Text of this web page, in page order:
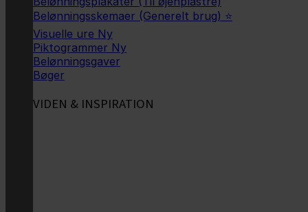
Belønningsskemaer (Generelt brug) ⭐
Visuelle ure
Piktogrammer
Belønningsgaver
Bøger
VIDEN & INSPIRATION